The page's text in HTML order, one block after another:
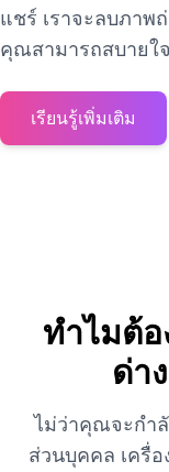
แชร์ เราจะลบภา
คุณสามารถสบายใ
เรียนรู้เพิ่มเติม
ทำไมต้
ด่า
ไม่ว่าคุณจะกำ
ส่วนบุคคล เครื่